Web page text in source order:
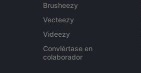
Brusheezy
Vecteezy
Videezy
Conviértase en
colaborador